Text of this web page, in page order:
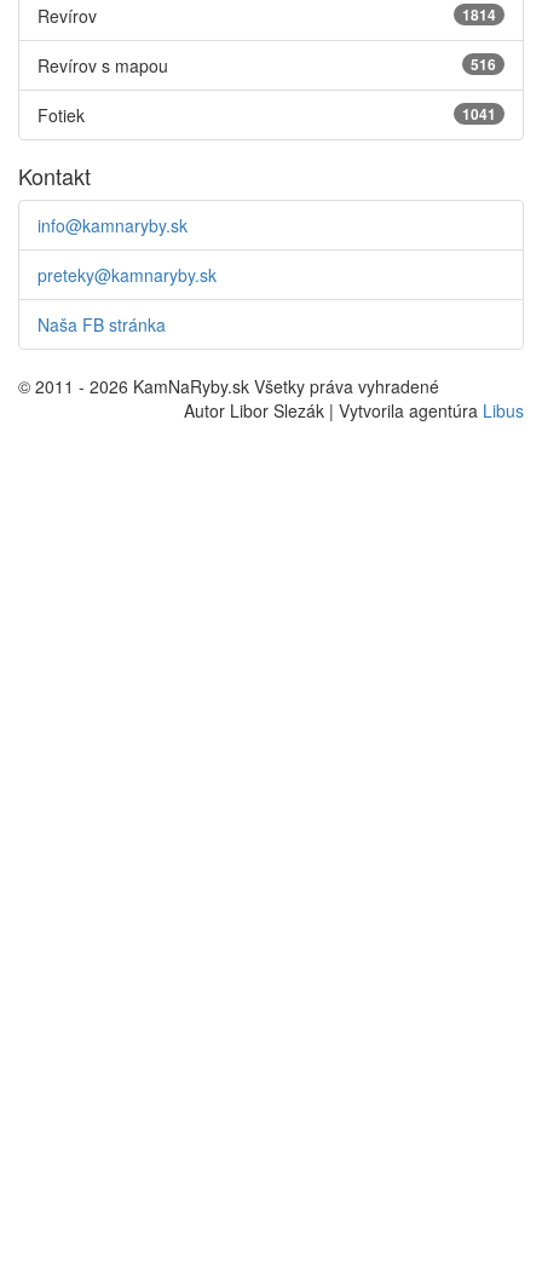
1814
Revírov
516
Revírov s mapou
1041
Fotiek
Kontakt
info@kamnaryby.sk
preteky@kamnaryby.sk
Naša FB stránka
© 2011 - 2026 KamNaRyby.sk Všetky práva vyhradené
Autor Libor Slezák | Vytvorila agentúra Libus